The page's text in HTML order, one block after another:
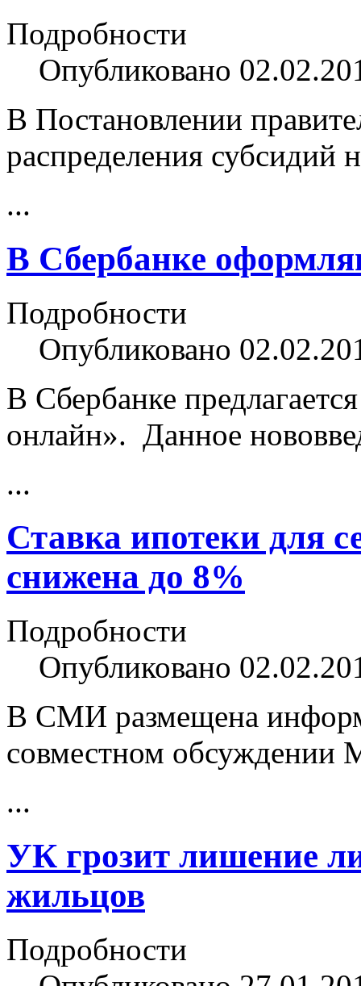
Подробности
Опубликовано
В Постановлении
распределения субсидий
...
В Сбербанке
Подробности
Опубликовано
В Сбербанке
онлайн». Данное
...
Ставка ипотеки для
снижена до 8%
Подробности
Опубликовано
В СМИ размещена
совместном обсуждении
...
УК грозит лишение
жильцов
Подробности